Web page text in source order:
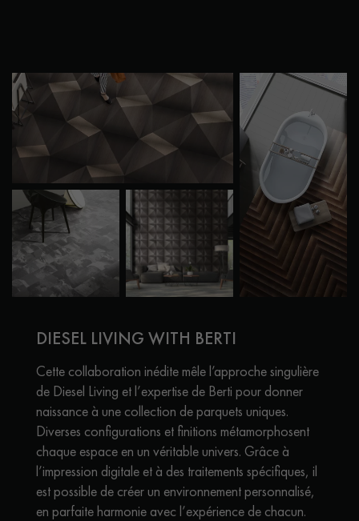
DIESEL LIVING WITH BERTI
Cette collaboration inédite mêle l’approche singulière
de Diesel Living et l’expertise de Berti pour donner
naissance à une collection de parquets uniques.
Diverses configurations et finitions métamorphosent
chaque espace en un véritable univers. Grâce à
l’impression digitale et à des traitements spécifiques, il
est possible de créer un environnement personnalisé,
en parfaite harmonie avec l’expérience de chacun.